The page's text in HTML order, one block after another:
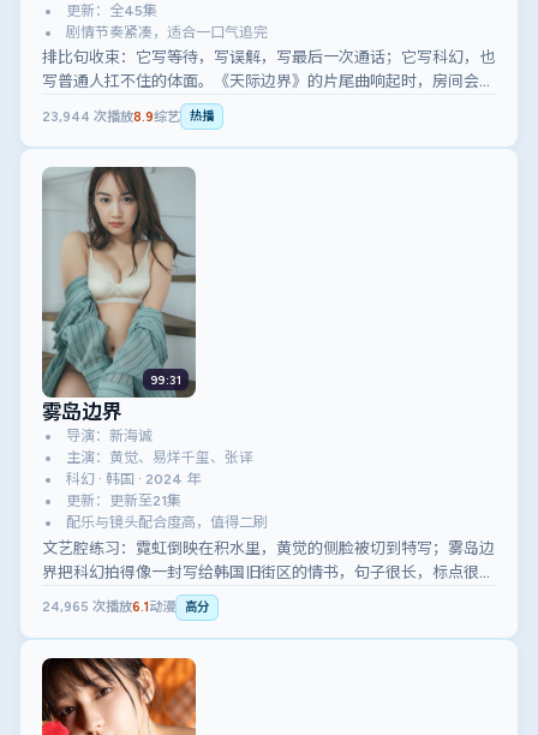
更新：全45集
剧情节奏紧凑，适合一口气追完
排比句收束：它写等待，写误解，写最后一次通话；它写科幻，也
写普通人扛不住的体面。《天际边界》的片尾曲响起时，房间会突
23,944 次播放8.9综艺 热播
99:31
雾岛边界
导演：新海诚
主演：黄觉、易烊千玺、张译
科幻 · 韩国 · 2024 年
更新：更新至21集
配乐与镜头配合度高，值得二刷
文艺腔练习：霓虹倒映在积水里，黄觉的侧脸被切到特写；雾岛边
界把科幻拍得像一封写给韩国旧街区的情书，句子很长，标点很
24,965 次播放6.1动漫 高分